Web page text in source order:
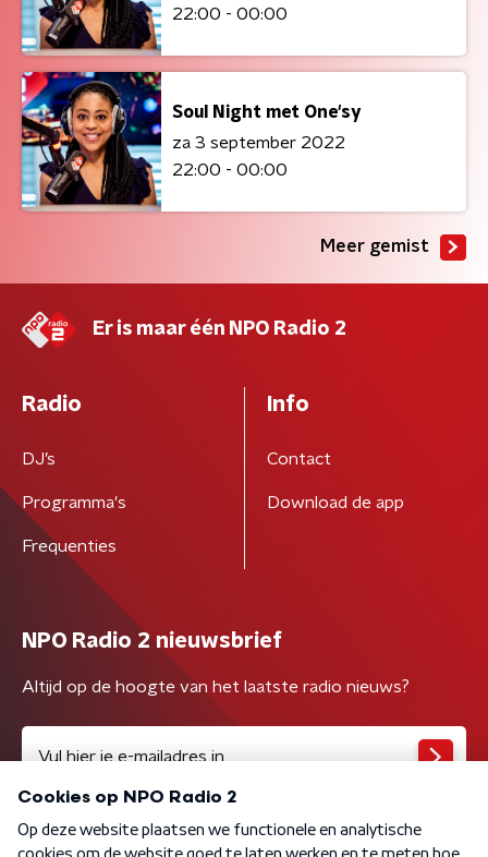
22:00 - 00:00
Soul Night met One'sy
za 3 september 2022
22:00 - 00:00
Meer gemist
Er is maar één NPO Radio 2
Radio
DJ’s
Programma's
Frequenties
Info
Contact
Download de app
NPO Radio 2 nieuwsbrief
Altijd op de hoogte van het laatste radio nieuws?